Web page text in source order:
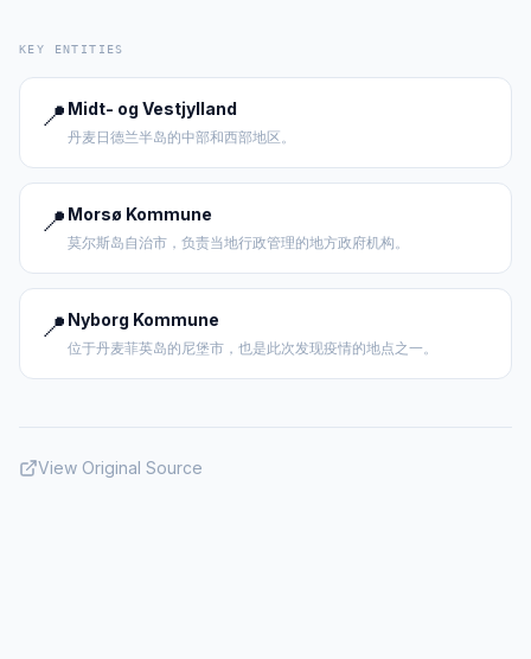
KEY ENTITIES
📍 Midt- og Vestjylland
丹麦日德兰半岛的中部和西部地区。
📍 Morsø Kommune
莫尔斯岛自治市，负责当地行政管理的地方政府机构。
📍 Nyborg Kommune
位于丹麦菲英岛的尼堡市，也是此次发现疫情的地点之一。
View Original Source